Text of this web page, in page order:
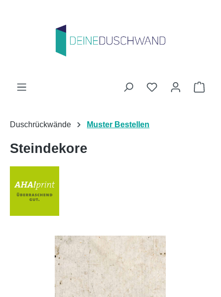
Du hast 0
Duschrückwände Muster Bestellen
Steindekore